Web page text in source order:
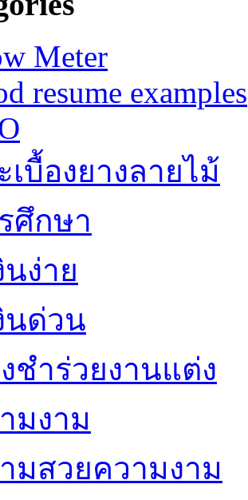
Meter
resume examples
เบื้องยางลายไม้
ศึกษา
นง่าย
นด่วน
ชำร่วยงานแต่ง
มงาม
มสวยความงาม